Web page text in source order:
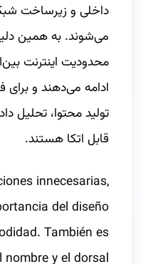
داخلی و زیرساخت
می‌شوند. به همین
محدودیت اینترنت
ادامه می‌دهند و برای
تولید محتوا، تحلیل
قابل اتکا هستند.
innecesarias,
del diseño
También es
nombre y el dorsal